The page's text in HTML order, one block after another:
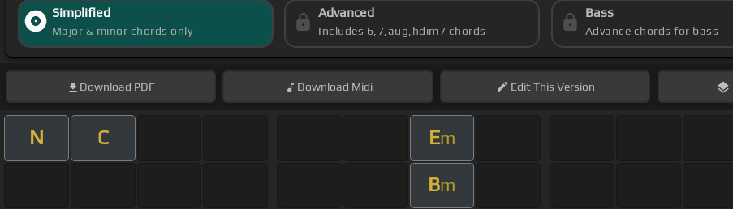
Simplified
Major & minor chords only
Advanced
Includes 6,7,aug,hdim7 chords
Bass
Advance chords for bass
Download PDF Download Midi EditThis Version
N C Em
Bm